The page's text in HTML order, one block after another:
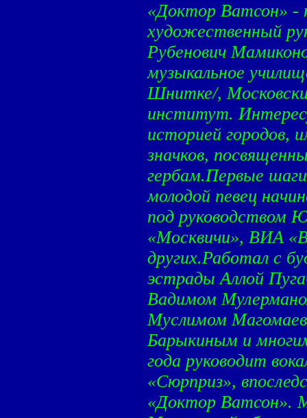
«Доктор Ватсон» -
художественный
Рубенович
музыкальное
Шнитке/,
институт.
историей городов,
значков,
гербам.Первые
молодой певец
под руководством
«Москвичи», ВИА
других.Работал с
эстрады Аллой
Вадимом
Муслимом
Барыкиным и
года руководит
«Сюрприз»,
«Доктор Ватсон».